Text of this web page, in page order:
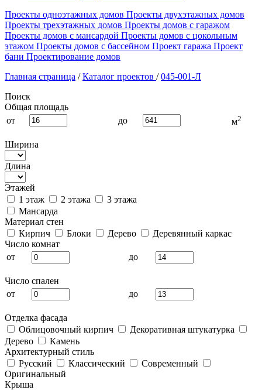
Проекты одноэтажных домов Проекты двухэтажных домов
Проекты трехэтажных домов Проекты домов с гаражом
Проекты домов с мансардой Проекты домов с цокольным
этажом Проекты домов с бассейном Проект гаража Проект
бани Проектирование домов
Главная страница / Каталог проектов / 045-001-Л
Поиск
Общая площадь
от
до м2
Ширина
Длина
Этажей
1 этаж
2 этажа
3 этажа
Мансарда
Материал стен
Кирпич
Блоки Дерево
Деревянный каркас
Число комнат
от
до
Число спален
от
до
Отделка фасада
Облицовочный кирпич
Декоративная штукатурка
Дерево
Камень
Архитектурный стиль
Русский
Классический
Современный
Оригинальный
Крыша